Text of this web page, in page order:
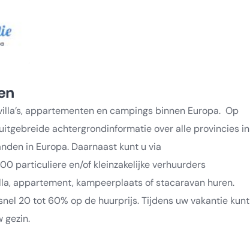
appartementen en campings binnen Europa. Op
achtergrondinformatie over alle provincies in
in Europa. Daarnaast kunt u via
particuliere en/of kleinzakelijke verhuurders
appartement, kampeerplaats of stacaravan huren.
20 tot 60% op de huurprijs. Tijdens uw vakantie kunt
gezin.